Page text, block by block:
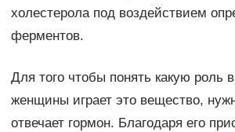
холестерола под воздействием
ферментов.
Для того чтобы понять какую роль
женщины играет это вещество,
отвечает гормон. Благодаря его